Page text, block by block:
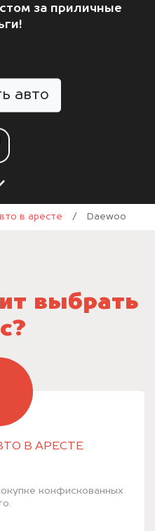
за приличные
авто
в аресте / Daewoo
выбрать
В АРЕСТЕ
конфискованных